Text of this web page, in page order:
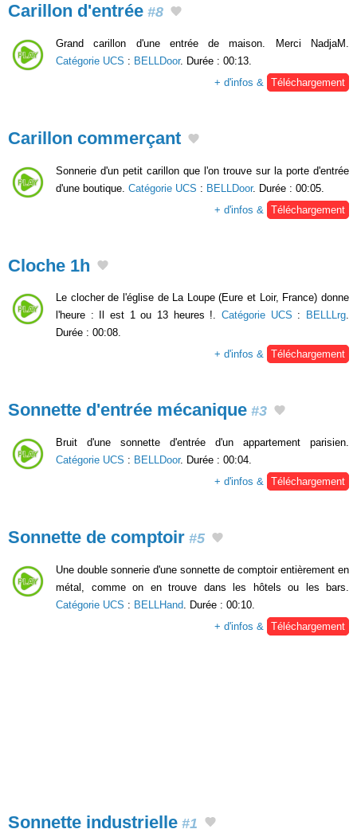
Carillon d'entrée #8
Grand carillon d'une entrée de maison. Merci NadjaM.
Catégorie UCS : BELLDoor. Durée : 00:13.
+ d'infos &
Téléchargement
Carillon commerçant
Sonnerie d'un petit carillon que l'on trouve sur la porte d'entrée
d'une boutique. Catégorie UCS : BELLDoor. Durée : 00:05.
+ d'infos &
Téléchargement
Cloche 1h
Le clocher de l'église de La Loupe (Eure et Loir, France) donne
l'heure : Il est 1 ou 13 heures !. Catégorie UCS : BELLLrg.
Durée : 00:08.
+ d'infos & Téléchargement
Sonnette d'entrée mécanique #3
Bruit d'une sonnette d'entrée d'un appartement parisien.
Catégorie UCS : BELLDoor. Durée : 00:04.
+ d'infos &
Téléchargement
Sonnette de comptoir #5
Une double sonnerie d'une sonnette de comptoir entièrement en
métal, comme on en trouve dans les hôtels ou les bars.
Catégorie UCS : BELLHand . Durée : 00:10.
+ d'infos &
Téléchargement
Sonnette industrielle #1